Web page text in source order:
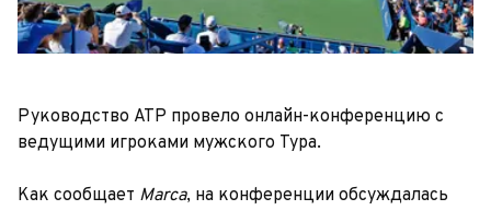
Руководство АТР провело онлайн-конференцию с
ведущими игроками мужского Тура.
Как сообщает Marca, на конференции обсуждалась